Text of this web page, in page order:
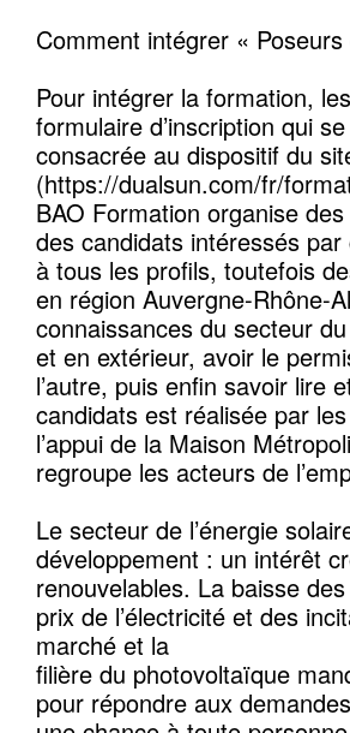
Comment intégrer « Poseurs
Pour intégrer la formation,
formulaire d’inscription qui
consacrée au dispositif du
(https://dualsun.com/fr/
BAO Formation organise
des candidats intéressés
à tous les profils, toutefois
en région Auvergne-Rhône-
connaissances du secteur
et en extérieur, avoir le
l’autre, puis enfin savoir lire
candidats est réalisée par
l’appui de la Maison
regroupe les acteurs de
Le secteur de l’énergie
développement : un intérêt
renouvelables. La baisse
prix de l’électricité et des
marché et la
filière du photovoltaïque
pour répondre aux